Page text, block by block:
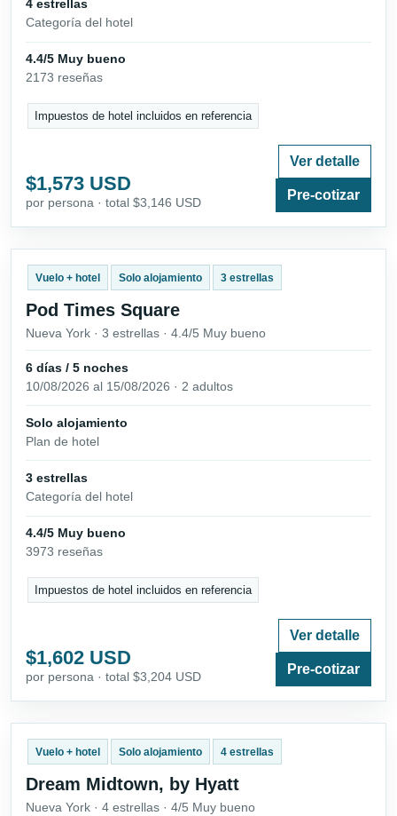
4 estrellas
Categoría del hotel
4.4/5 Muy bueno
2173 reseñas
Impuestos de hotel incluidos en referencia
$1,573 USD
por persona · total $3,146 USD
Ver detalle
Pre-cotizar
Vuelo + hotel Solo alojamiento 3 estrellas
Pod Times Square
Nueva York · 3 estrellas · 4.4/5 Muy bueno
6 días / 5 noches
10/08/2026 al 15/08/2026 · 2 adultos
Solo alojamiento
Plan de hotel
3 estrellas
Categoría del hotel
4.4/5 Muy bueno
3973 reseñas
Impuestos de hotel incluidos en referencia
$1,602 USD
por persona · total $3,204 USD
Ver detalle
Pre-cotizar
Vuelo + hotel Solo alojamiento 4 estrellas
Dream Midtown, by Hyatt
Nueva York · 4 estrellas · 4/5 Muy bueno